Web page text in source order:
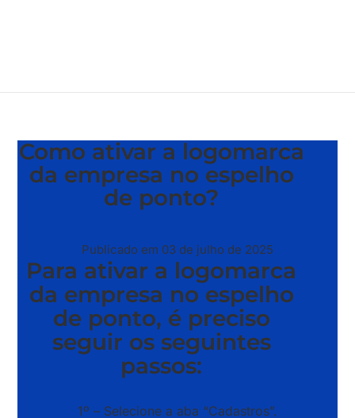
Como ativar a logomarca
da empresa no espelho
de ponto?
Publicado em 03 de julho de 2025
Para ativar a logomarca
da empresa no espelho
de ponto, é preciso
seguir os seguintes
passos:
1º – Selecione a aba “Cadastros”.